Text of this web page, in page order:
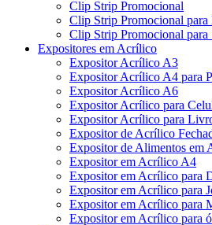
Clip Strip Promocional
Clip Strip Promocional para
Clip Strip Promocional para
Expositores em Acrílico
Expositor Acrílico A3
Expositor Acrílico A4 para
Expositor Acrílico A6
Expositor Acrílico para
Expositor Acrílico para
Expositor de Acrílico
Expositor de Alimentos em
Expositor em Acrílico A4
Expositor em Acrílico para
Expositor em Acrílico para
Expositor em Acrílico para
Expositor em Acrílico para